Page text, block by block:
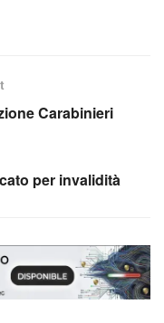
Carabinieri
per invalidità